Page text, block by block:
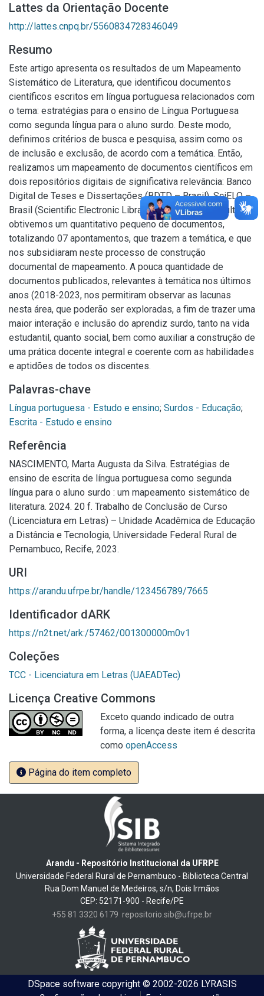
Lattes da Orientação Docente
http://lattes.cnpq.br/5560834728346049
Resumo
Este artigo apresenta os resultados de um Mapeamento
Sistemático de Literatura, que identificou documentos
científicos escritos em língua portuguesa relacionados com
o tema: estratégias para o ensino de Língua Portuguesa
como segunda língua para o aluno surdo. Deste modo,
definimos critérios de busca e pesquisa, assim como os
de inclusão e exclusão, de acordo com a temática. Então,
realizamos um mapeamento de documentos científicos em
dois repositórios digitais de significativa relevância: Banco
Digital de Teses e Dissertações (BDTD – Brasil), SciELO –
Brasil (Scientific Electronic Library Online). Como resultado,
obtivemos um quantitativo pequeno de documentos,
totalizando 07 apontamentos, que trazem a temática, e que
nos subsidiaram neste processo de construção
documental de mapeamento. A pouca quantidade de
documentos publicados, relevantes à temática nos últimos
anos (2018-2023, nos permitiram observar as lacunas
nesta área, que poderão ser exploradas, a fim de trazer uma
maior interação e inclusão do aprendiz surdo, tanto na vida
estudantil, quanto social, bem como auxiliar a construção de
uma prática docente integral e coerente com as habilidades
e aptidões de todos os discentes.
Palavras-chave
Língua portuguesa - Estudo e ensino; Surdos - Educação;
Escrita - Estudo e ensino
Referência
NASCIMENTO, Marta Augusta da Silva. Estratégias de
ensino de escrita de língua portuguesa como segunda
língua para o aluno surdo : um mapeamento sistemático de
literatura. 2024. 20 f. Trabalho de Conclusão de Curso
(Licenciatura em Letras) – Unidade Acadêmica de Educação
a Distância e Tecnologia, Universidade Federal Rural de
Pernambuco, Recife, 2023.
URI
https://arandu.ufrpe.br/handle/123456789/7665
Identificador dARK
https://n2t.net/ark:/57462/001300000m0v1
Coleções
TCC - Licenciatura em Letras (UAEADTec)
Licença Creative Commons
Exceto quando indicado de outra
forma, a licença deste item é descrita
como openAccess
Página do item completo
Arandu - Repositório Institucional da UFRPE
Universidade Federal Rural de Pernambuco - Biblioteca Central
Rua Dom Manuel de Medeiros, s/n, Dois Irmãos
CEP: 52171-900 - Recife/PE
+55 81 3320 6179 repositorio.sib@ufrpe.br
DSpace softwarecopyright © 2002-2026 LYRASIS